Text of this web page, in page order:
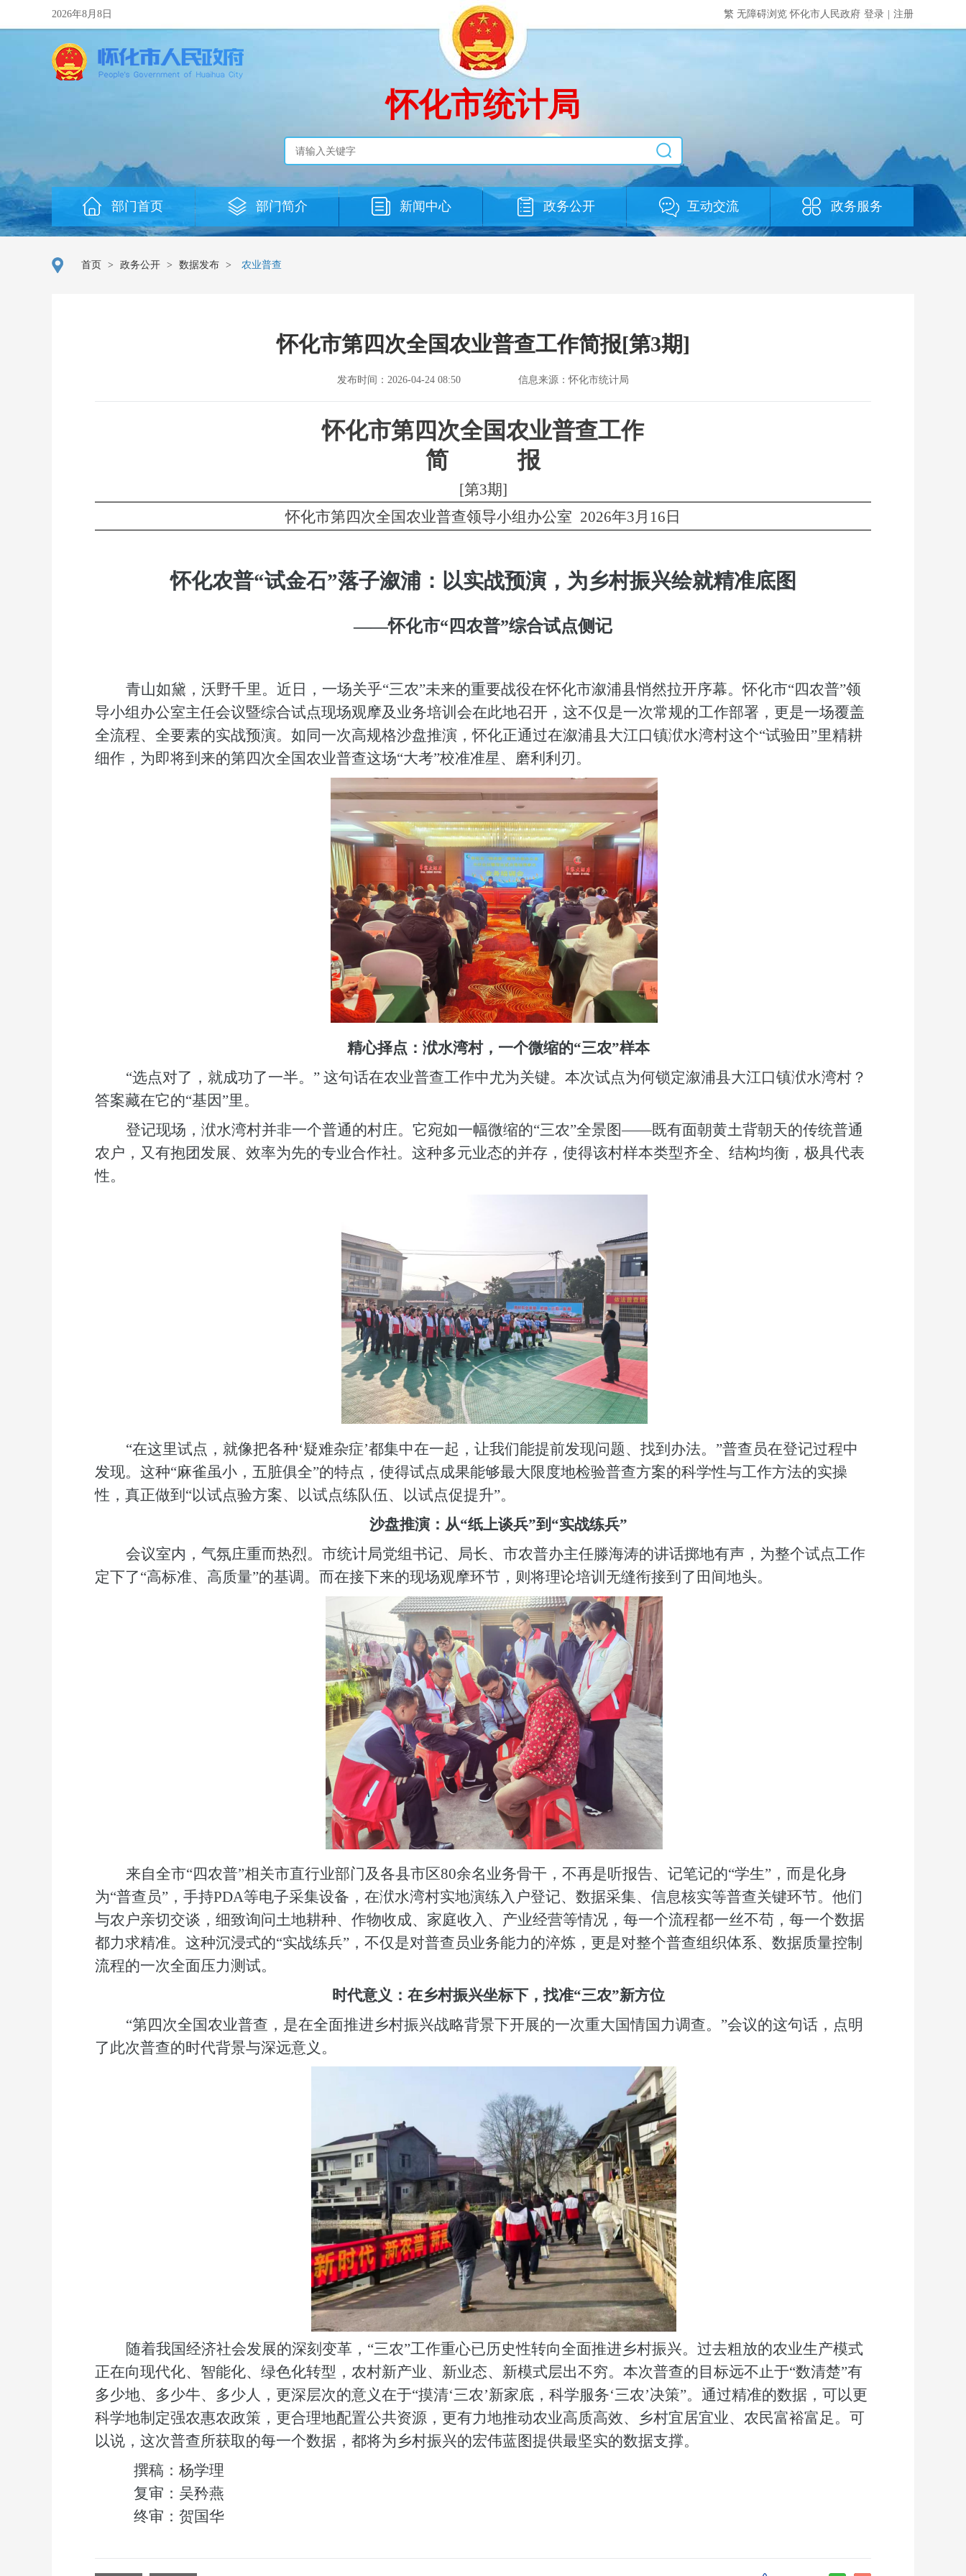
2026年8月8日 繁 无障碍浏览怀化市人民政府 登录 注册
怀化市统计局
部门首页 部门简介 新闻中心 政务公开 互动交流 政务服务
首页 > 政务公开 > 数据发布 > 农业普查
怀化市第四次全国农业普查工作简报[第3期]
发布时间：2026-04-24 08:50 信息来源：怀化市统计局
怀化市第四次全国农业普查工作
简
报
[第3期]
怀化市第四次全国农业普查领导小组办公室 2026年3月16日
怀化农普“试金石”落子溆浦：以实战预演，为乡村振兴绘就精准底图
——怀化市“四农普”综合试点侧记
青山如黛，沃野千里。近日，一场关乎“三农”未来的重要战役在怀化市溆浦县悄然拉开序幕。怀化市“四农普”领
导小组办公室主任会议暨综合试点现场观摩及 业务培训 会在此地召开，这不仅是一次常规的工作部署，更是一场覆盖
全流程、全要素的实战预演。如同一次高规格沙盘推演，怀化正通过在溆浦县大江口镇洑水湾村这个“试验田”里精耕
细作，为即将到来的第四次全国农业普查这场“大考”校准准星、磨利利刃。
精心择点：洑水湾村，一个微缩的“三农”样本
“选点对了，就成功了一半。” 这句话在农业普查工作中尤为关键。本次试点为何锁定溆浦县大江口镇洑水湾村？
答案藏在它的“基因”里。
登记现场，洑水湾村并非一个普通的村庄。它宛如一幅微缩的“三农”全景图——既有面朝黄土背朝天的传统普通
农户， 又有抱团发展、效率为先的专业合作社。这种多元业态的并存，使得该村样本类型齐全、结构均衡，极具代表
性。
“在这里试点，就像把各种‘疑难杂症’都集中在一起，让我们能提前发现问题、找到办法。”普查员在登记过程中
发现。这种“麻雀虽小，五脏俱全”的特点，使得试点成果能够最大限度地检验普查方案的科学性与工作方法的实操
性，真正做到“以试点验方案、以试点练队伍、以试点促提升”。
沙盘推演：从“纸上谈兵”到“实战练兵”
会议室内，气氛庄重而热烈。市统计局党组书记、局长、市农普办主任滕海涛的讲话掷地有声，为整个试点工作
定下了“高标准、高质量”的基调。而在接下来的现场观摩环节，则将理论培训无缝衔接到了田间地头。
来自全市“四农普”相关市直行业部门及各县市区80余名业务骨干，不再是听报告、记笔记的“学生”，而是化身
为“普查员”，手持PDA等电子采集设备，在洑水湾村实地演练入户登记、数据采集、信息核实等普查关键环节。他们
与农户亲切交谈，细致询问土地耕种、作物收成、家庭收入、产业经营等情况，每一个流程都一丝不苟，每一个数据
都力求精准。这种沉浸式的“实战练兵”，不仅是对普查员业务能力的淬炼，更是对整个普查组织体系、数据质量控制
流程的一次全面压力测试。
时代意义：在乡村振兴坐标下，找准“三农”新方位
“第四次全国农业普查，是在全面推进乡村振兴战略背景下开展的一次重大国情国力调查。”会议的这句话，点明
了此次普查的时代背景与深远意义。
随着我国经济社会发展的深刻变革， “三农”工作重心已历史性转向全面推进乡村振兴。过去粗放的农业生产模式
正在向现代化、智能化、绿色化转型，农村新产业、新业态、新模式层出不穷。 本次普查的目标远不止于“数清楚”有
多少地、多少牛、多少人 ， 更深层次的意义在于“摸清‘三农’新家底，科学服务‘三农’决策”。通过精准的数据，可以更
科学地制定强农惠农政策，更合理地配置公共资源，更有力地推动农业高质高效、乡村宜居宜业、农民富裕富足。可
以说，这次普查所获取的每一个数据，都将为乡村振兴的宏伟蓝图提供最坚实的数据支撑。
撰稿：杨学理
复审：吴矜燕
终审：贺国华